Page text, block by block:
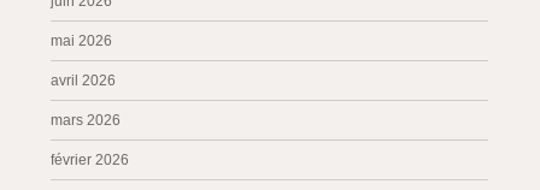
mai 2026
avril 2026
mars 2026
février 2026